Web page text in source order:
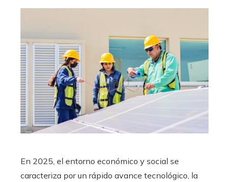
En 2025, el entorno económico y social se
caracteriza por un rápido avance tecnológico, la